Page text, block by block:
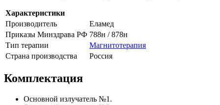
Характеристики
Производитель
Еламед
Приказы Минздрава РФ 788н / 878н
Тип терапии
Магнитотерапия
Страна производства
Россия
Комплектация
Основной излучатель №1.